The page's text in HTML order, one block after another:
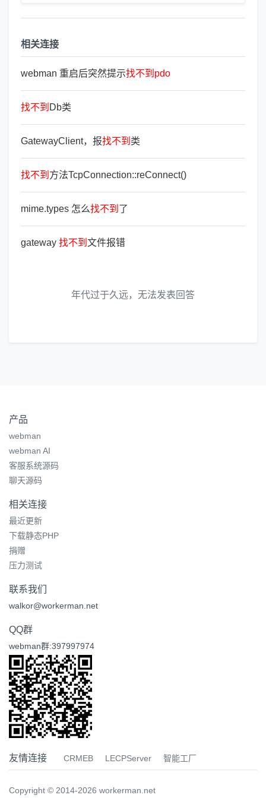
相关连接
webman 重启后突然提示找不到 pdo
找不到 Db类
GatewayClient，报找不到 类
找不到 方法TcpConnection::reConnect()
mime.types 怎么找不到 了
gateway 找不到 文件报错
年代过于久远，无法发表回答
产品
webman
webman AI
客服系统源码
聊天源码
相关连接
最近更新
下载静态PHP
捐赠
压力测试
联系我们
walkor@workerman.net
QQ群
webman群:397997974
友情连接 CRMEB LECPServer 智能工厂
Copyright © 2014-2026 workerman.net